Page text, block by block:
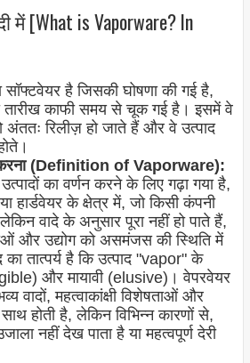
में [What is Vaporware? In
सॉफ्टवेयर है जिसकी घोषणा की गई है,
तारीख काफी समय से चूक गई है। इसमें वे
अंततः रिलीज़ हो जाते हैं और वे उत्पाद
करना (Definition of Vaporware):
का वर्णन करने के लिए गढ़ा गया है,
हार्डवेयर के क्षेत्र में, जो किसी कंपनी
लेकिन वादे के अनुसार पूरा नहीं हो पाते हैं,
और उद्योग को असमंजस की स्थिति में
का तात्पर्य है कि उत्पाद "vapor" के
और मायावी (elusive)। वेपरवेयर
वादों, महत्वाकांक्षी विशेषताओं और
होती है, लेकिन विभिन्न कारणों से,
नहीं देख पाता है या महत्वपूर्ण देरी